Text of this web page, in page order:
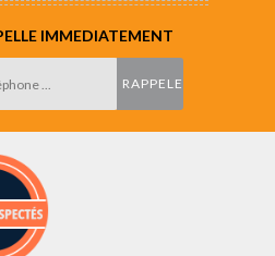
IMMEDIATEMENT